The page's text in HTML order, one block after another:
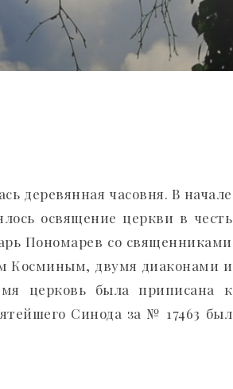
деревянная часовня. В начале
освящение церкви в честь
Пономарев со священниками
Косминым, двумя диаконами и
церковь была приписана к
Синода за № 17463 был